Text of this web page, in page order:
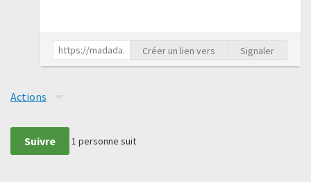
Créer un lien vers Signaler
Actions
Suivre 1 personne suit